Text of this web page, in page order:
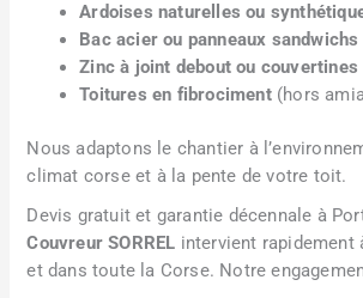
Ardoises naturelles ou
Bac acier ou panneaux sandwichs
Zinc à joint debout ou couvertines
Toitures en fibrociment(hors
Nous adaptons le chantier à
climat corse et à la pente de votre toit.
Devis gratuit et garantie décennale à
Couvreur SORREL intervient rapidement
et dans toute la Corse. Notre